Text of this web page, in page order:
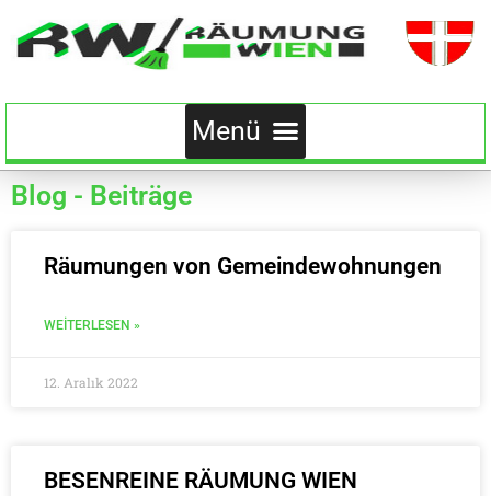
Blog - Beiträge
Räumungen von Gemeindewohnungen
WEITERLESEN »
12. Aralık 2022
BESENREINE RÄUMUNG WIEN